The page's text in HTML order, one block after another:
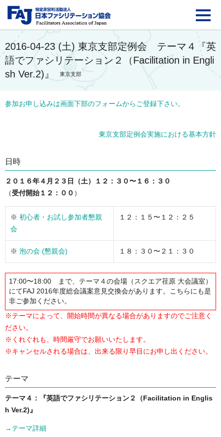
FAJ：特定非営利活動
2016-04-23 (土) 東京支部定例会 テーマ４『英
語でファシリテーション２（Facilitation in Engli
sh Ver.2)』
東京支部
参加お申し込みは画面下部のフォームからご登録下さい。
東京支部定例会実施における基本方針
日時
２０１６年４月２３日（土）１２：３０〜１６：３０
（受付開始１２：００ ）
※ 初心者・お試し参加者懇親
会
１２：１５〜１２：２５
※ 泡の会 (懇親会) １８：３０〜２１：３０
17:00〜18:00 まで、テーマ４の会場（スクエア荏原 大会議室）
にてFAJ 2016年度総会議案意見交換会があります。こちらにも是
非ご参加ください。
※テーマによって、開始時間が異なる場合がありますのでご注意く
ださい。
※くれぐれも、時間厳守でお願いいたします。
※キャンセルされる場合は、出来る限り早目にお申し出ください。
テーマ
テーマ４：『英語でファシリテーション２（Facilitation in Englis
h Ver.2)』
→テーマ詳細